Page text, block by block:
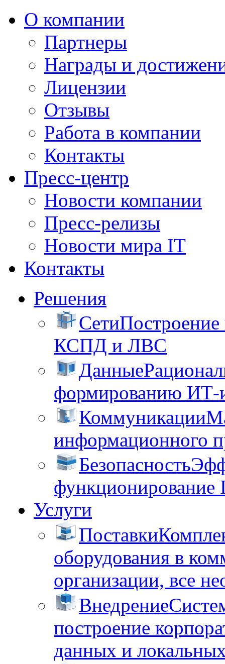
О компании
Партнеры
Награды и
Лицензии
Отзывы
Работа в компании
Контакты
Пресс-центр
Новости компании
Пресс-релизы
Новости мира IT
Контакты
Решения
Сети
КСПД и ЛВС
Данные
формированию ИТ-
Коммуникации
информационного
Безопасность
функционирование
Услуги
Поставки
оборудования в
организации, все
Внедрение
построение
данных и